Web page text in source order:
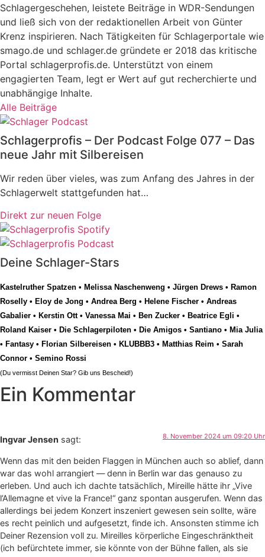
Schlagergeschehen, leistete Beiträge in WDR-Sendungen
und ließ sich von der redaktionellen Arbeit von Günter
Krenz inspirieren. Nach Tätigkeiten für Schlagerportale wie
smago.de und schlager.de gründete er 2018 das kritische
Portal schlagerprofis.de. Unterstützt von einem
engagierten Team, legt er Wert auf gut recherchierte und
unabhängige Inhalte.
Alle Beiträge
Schlagerprofis – Der Podcast Folge 077 – Das
neue Jahr mit Silbereisen
Wir reden über vieles, was zum Anfang des Jahres in der
Schlagerwelt stattgefunden hat…
Direkt zur neuen Folge
Deine Schlager-Stars
Kastelruther Spatzen • Melissa Naschenweng • Jürgen Drews • Ramon
Roselly • Eloy de Jong • Andrea Berg • Helene Fischer • Andreas
Gabalier • Kerstin Ott• Vanessa Mai • Ben Zucker • Beatrice Egli •
Roland Kaiser • Die Schlagerpiloten • Die Amigos • Santiano • Mia Julia
• Fantasy • Florian Silbereisen • KLUBBB3 • Matthias Reim • Sarah
Connor • Semino Rossi
(Du vermisst Deinen Star? Gib uns Bescheid!)
Ein Kommentar
Ingvar Jensen sagt: 8. November 2024 um 09:20 Uhr
Wenn das mit den beiden Flaggen in München auch so ablief, dann
war das wohl arrangiert — denn in Berlin war das genauso zu
erleben. Und auch ich dachte tatsächlich, Mireille hätte ihr „Vive
l’Allemagne et vive la France!“ ganz spontan ausgerufen. Wenn das
allerdings bei jedem Konzert inszeniert gewesen sein sollte, wäre
es recht peinlich und aufgesetzt, finde ich. Ansonsten stimme ich
Deiner Rezension voll zu. Mireilles körperliche Eingeschränktheit
(ich befürchtete immer, sie könnte von der Bühne fallen, als sie